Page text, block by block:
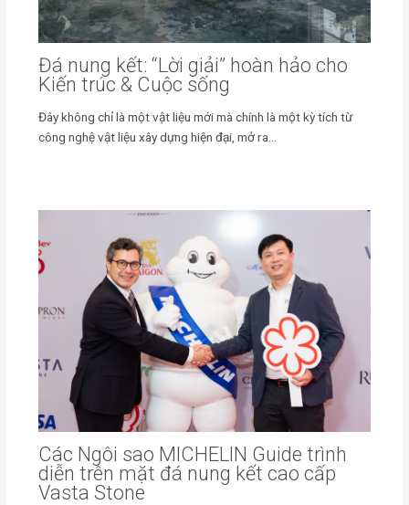
Đá nung kết: “Lời giải” hoàn hảo cho
Kiến trúc & Cuộc sống
Đây không chỉ là một vật liệu mới mà chính là một kỳ tích từ
công nghệ vật liệu xây dựng hiện đại, mở ra…
Các Ngôi sao MICHELIN Guide trình
diễn trên mặt đá nung kết cao cấp
Vasta Stone